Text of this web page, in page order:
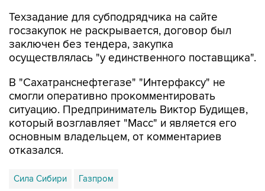
Техзадание для субподрядчика на сайте
госзакупок не раскрывается, договор был
заключен без тендера, закупка
осуществлялась "у единственного поставщика".
В "Сахатранснефтегазе" "Интерфаксу" не
смогли оперативно прокомментировать
ситуацию. Предприниматель Виктор Будищев,
который возглавляет "Масс" и является его
основным владельцем, от комментариев
отказался.
Сила Сибири Газпром